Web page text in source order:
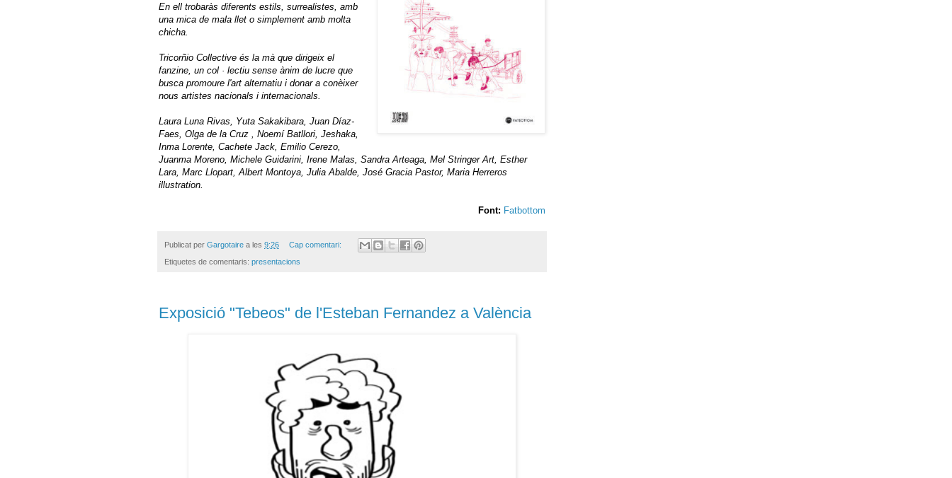
En ell trobaràs diferents estils, surrealistes, amb
una mica de mala llet o simplement amb molta
chicha.
Tricorñio Collective és la mà que dirigeix ​​el
fanzine, un col · lectiu sense ànim de lucre que
busca promoure l'art alternatiu i donar a conèixer
nous artistes nacionals i internacionals.
Laura Luna Rivas, Yuta Sakakibara, Juan Díaz-
Faes, Olga de la Cruz , Noemí Batllori, Jeshaka,
Inma Lorente, Cachete Jack, Emilio Cerezo,
Juanma Moreno, Michele Guidarini, Irene Malas, Sandra Arteaga, Mel Stringer Art, Esther
Lara, Marc Llopart, Albert Montoya, Julia Abalde, José Gracia Pastor, Maria Herreros
illustration.
Font: Fatbottom
Publicat per Gargotaire a les 9:26 Cap comentari:
Etiquetes de comentaris: presentacions
Exposició "Tebeos" de l'Esteban Fernandez a València